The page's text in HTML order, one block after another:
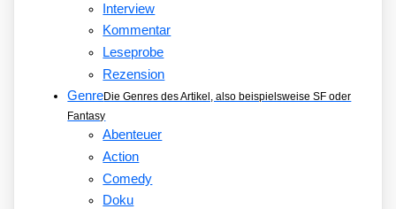
Interview
Kommentar
Leseprobe
Rezension
GenreDie Genres des Artikel, also beispielsweise SF oder
Fantasy
Abenteuer
Action
Comedy
Doku